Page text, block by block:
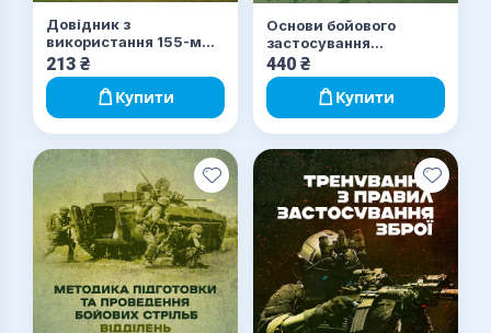
Довідник з
використання 155-мм
пострілів до
артилерійських
систем
213 ₴
Купити
Основи бойового
застосування
артилерійської
гармати
440 ₴
Купити